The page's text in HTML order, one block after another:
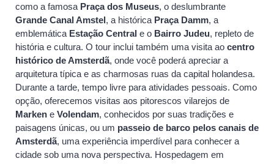
como a famosa Praça dos Museus, o deslumbrante
Grande Canal Amstel, a histórica Praça Damm, a
emblemática Estação Central e o Bairro Judeu, repleto de
história e cultura. O tour inclui também uma visita ao centro
histórico de Amsterdã, onde você poderá apreciar a
arquitetura típica e as charmosas ruas da capital holandesa.
Durante a tarde, tempo livre para atividades pessoais. Como
opção, oferecemos visitas aos pitorescos vilarejos de
Marken e Volendam, conhecidos por suas tradições e
paisagens únicas, ou um passeio de barco pelos canais de
Amsterdã, uma experiência imperdível para conhecer a
cidade sob uma nova perspectiva. Hospedagem em